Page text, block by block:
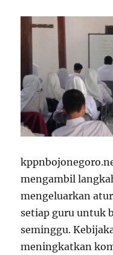
mengambil
mengeluarkan
setiap guru untuk
seminggu.
meningkatkan